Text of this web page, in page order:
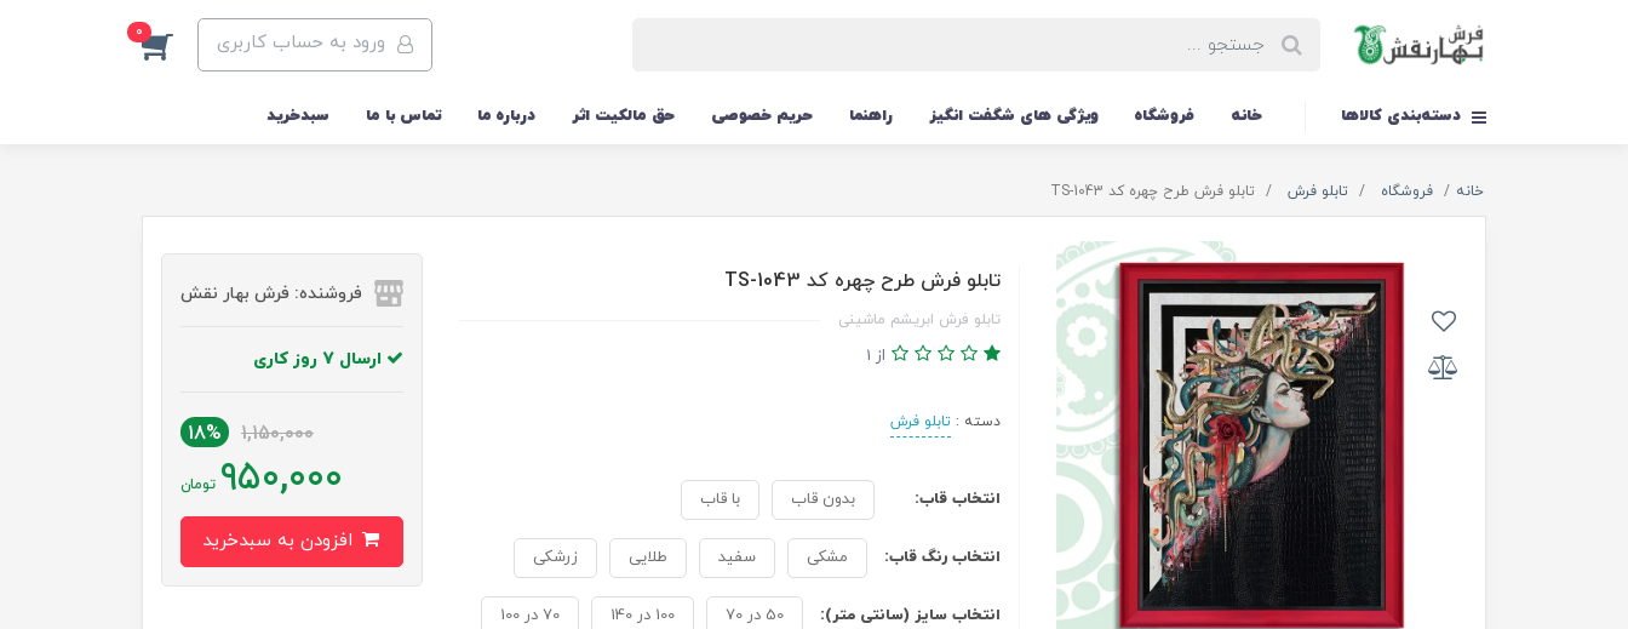
ورود به حساب کاربری 0
دسته‌بندی کالاها خانه فروشگاه ویژگی های شگفت انگیز راهنما حریم خصوصی حق مالکیت اثر درباره ما تماس با ما سبدخرید
خانه فروشگاه تابلو فرش تابلو فرش طرح چهره کد TS-1043
تابلو فرش طرح چهره کد TS-1043
تابلو فرش ابریشم ماشینی
از 1
دسته :تابلو فرش
انتخاب قاب: بدون قاب با قاب
انتخاب رنگ قاب: مشکی سفید طلایی زرشکی
انتخاب سایز (سانتی متر): 50 در 70 100 در 140 70 در 100
فروشنده: فرش بهار نقش
ارسال 7 روز کاری
1,150,000
18%
950,000 تومان